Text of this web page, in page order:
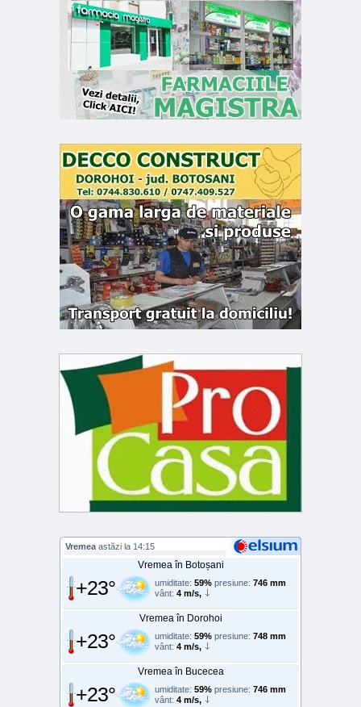
Vremea astăzi la 14:15
Vremea în Botoșani
+23° umiditate: 59% presiune: 746 mm
vânt: 4 m/s,
Vremea în Dorohoi
+23° umiditate: 59% presiune: 748 mm
vânt: 4 m/s,
Vremea în Bucecea
+23° umiditate: 59% presiune: 746 mm
vânt: 4 m/s,